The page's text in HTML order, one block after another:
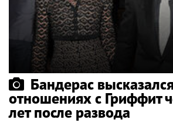
Бандерас
отношениях с Гриффит
лет после развода